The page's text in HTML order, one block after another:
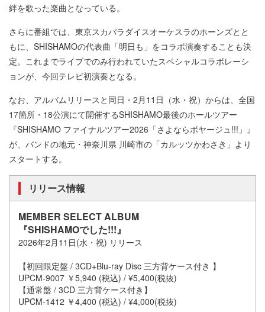
絆を歌った楽曲となっている。
さらに番組では、東京スカパラダイスオーケスラのホーンズとと
もに、SHISHAMOの代表曲「明日も」をコラボ演奏することも決
定。これまでライブでのみ行われていたスペシャルコラボレーシ
ョンが、今回テレビ初演奏となる。
なお、アルバムリリースと同日・2月11日（水・祝）からは、全国
17箇所・18公演にて開催するSHISHAMO最後のホールツアー
『SHISHAMO ファイナルツアー2026「さよならボヤージュ!!!」』
が、バンドの地元・神奈川県 川崎市の「カルッツかわさき」より
スタートする。
リリース情報
MEMBER SELECT ALBUM
『SHISHAMOでした!!!』
2026年2月11日(水・祝) リリース
【初回限定盤 / 3CD+Blu-ray Disc 三方背ケース付き 】
UPCM-9007 ￥5,940 (税込) / ¥5,400(税抜)
【通常盤 / 3CD 三方背ケース付き】
UPCM-1412 ￥4,400 (税込) / ¥4,000(税抜)